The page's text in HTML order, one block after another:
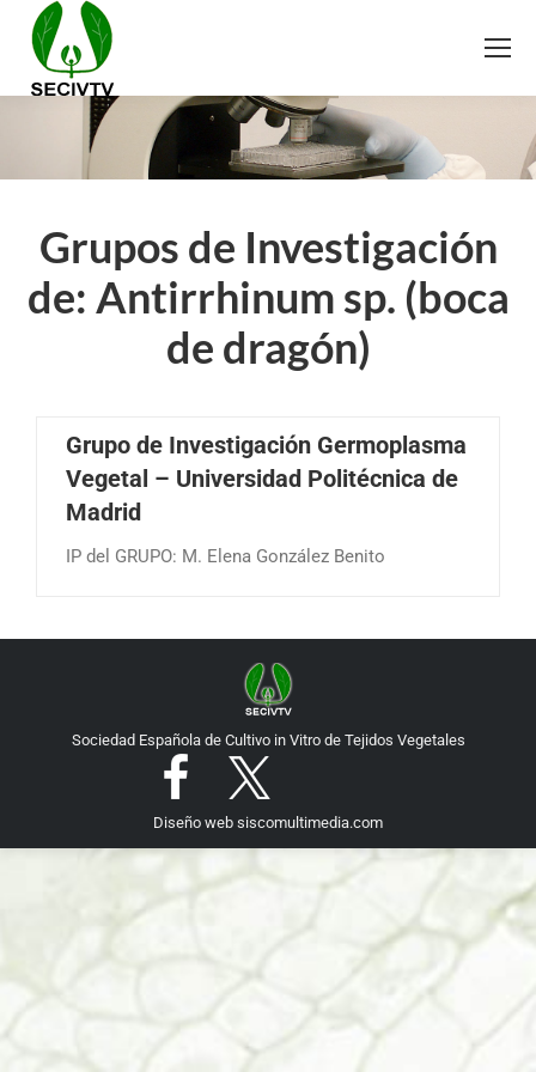
Grupos de Investigación
de: Antirrhinum sp. (boca
de dragón)
Grupo de Investigación Germoplasma
Vegetal – Universidad Politécnica de
Madrid
IP del GRUPO: M. Elena González Benito
Sociedad Española de Cultivo in Vitro de Tejidos Vegetales
Diseño web siscomultimedia.com